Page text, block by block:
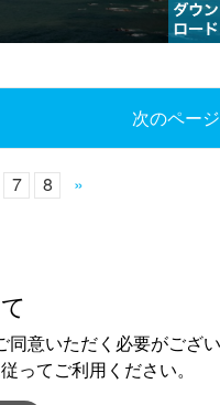
次のページ
7 8 »
意いただく必要がござい
ってご利用ください。